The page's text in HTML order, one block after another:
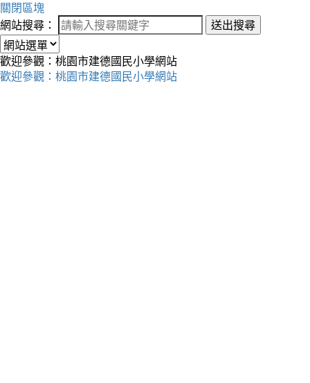
關閉區塊
網站搜尋：
送出搜尋
歡迎參觀：桃園市建德國民小學網站
歡迎參觀：桃園市建德國民小學網站